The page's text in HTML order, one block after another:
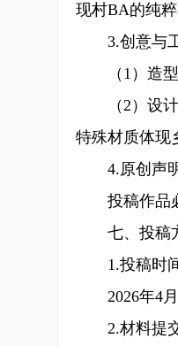
现村BA的纯粹
3.创意与工
（1）造型
（2）设计
特殊材质体现
4.原创声明
投稿作品必
七、投稿
1.投稿时间
2026年4月
2.材料提交